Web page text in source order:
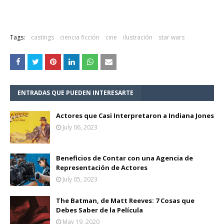
Tags: castings ciencia ficción cine ilustración star wars
ENTRADAS QUE PUEDEN INTERESARTE
Actores que Casi Interpretaron a Indiana Jones
July 06, 2023
Beneficios de Contar con una Agencia de
Representación de Actores
July 05, 2023
The Batman, de Matt Reeves: 7 Cosas que
Debes Saber de la Película
May 19, 2020